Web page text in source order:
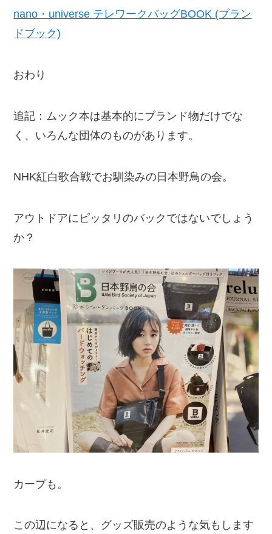
nano・universe テレワークバッグBOOK (ブラン
ドブック)
おわり
追記：ムック本は基本的にブランド物だけでな
く、いろんな団体のものがあります。
NHK紅白歌合戦でお馴染みの日本野鳥の会。
アウトドアにピッタリのバックではないでしょう
か？
カープも。
この辺になると、グッズ販売のような気もします